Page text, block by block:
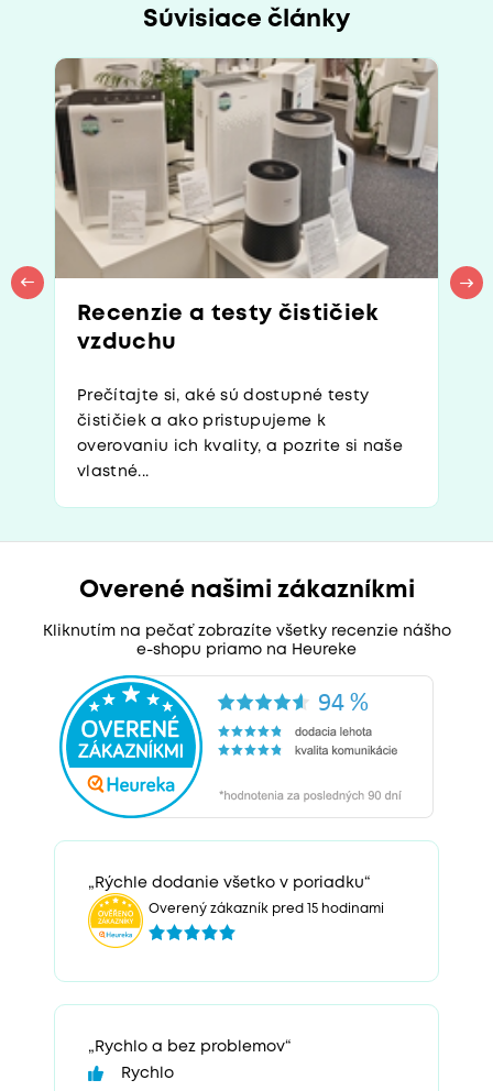
Súvisiace články
Recenzie a testy čističiek
vzduchu
Prečítajte si, aké sú dostupné testy
čističiek a ako pristupujeme k
overovaniu ich kvality, a pozrite si naše
vlastné...
Overené našimi zákazníkmi
Kliknutím na pečať zobrazíte všetky recenzie nášho
e-shopu priamo na Heureke
„Rýchle dodanie všetko v poriadku“
Overený zákazník pred 15 hodinami
„Rychlo a bez problemov“
Rychlo